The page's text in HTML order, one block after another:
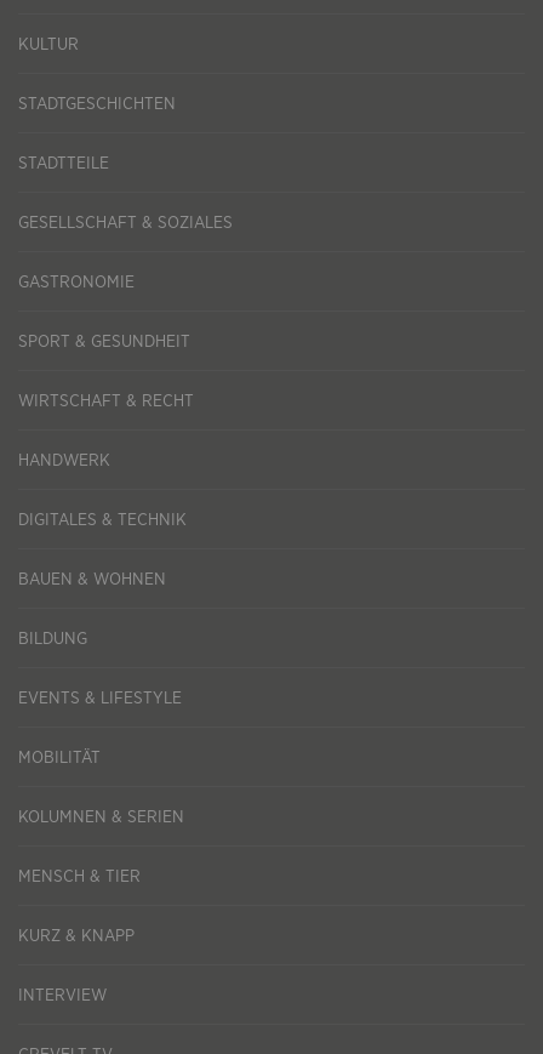
KULTUR
STADTGESCHICHTEN
STADTTEILE
GESELLSCHAFT & SOZIALES
GASTRONOMIE
SPORT & GESUNDHEIT
WIRTSCHAFT & RECHT
HANDWERK
DIGITALES & TECHNIK
BAUEN & WOHNEN
BILDUNG
EVENTS & LIFESTYLE
MOBILITÄT
KOLUMNEN & SERIEN
MENSCH & TIER
KURZ & KNAPP
INTERVIEW